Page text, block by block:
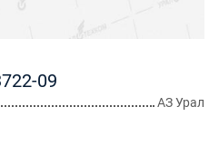
09
АЗ Урал